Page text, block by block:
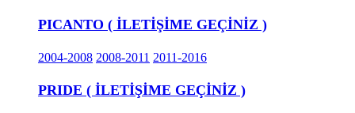
PICANTO ( İLETİŞİME GEÇİNİZ )
2004-2008 2008-2011 2011-2016
PRIDE ( İLETİŞİME GEÇİNİZ )